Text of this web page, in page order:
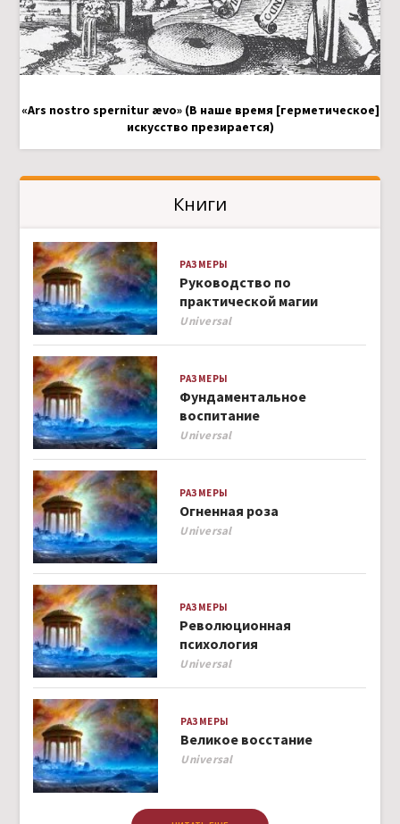
«Ars nostro spernitur ævo» (В наше время [герметическое]
искусство презирается)
Книги
РАЗМЕРЫ
Руководство по
практической магии
Author
Universal
РАЗМЕРЫ
Фундаментальное
воспитание
Author
Universal
РАЗМЕРЫ
Огненная роза
Author
Universal
РАЗМЕРЫ
Революционная
психология
Author
Universal
РАЗМЕРЫ
Великое восстание
Author
Universal